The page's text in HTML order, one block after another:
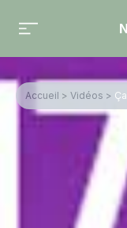
Accueil > Vidéos >